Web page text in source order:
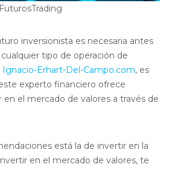
inversionista es necesaria antes
tipo de operación de
Ignacio-Erhart-Del-Campo.com, es
experto financiero ofrece
en el mercado de valores a través de
está la de invertir en la
en el mercado de valores, te